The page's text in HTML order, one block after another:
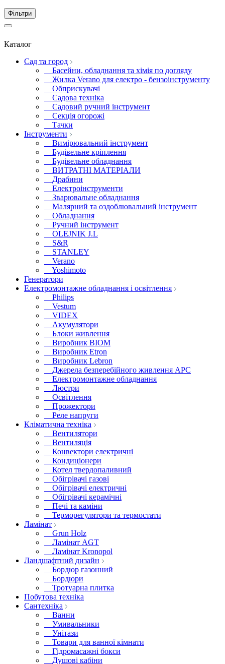
Фiльтри
Каталог
Сад та город
Басейни, обладнання та хімія по догляду
Жилка Verano для електро - бензоінструменту
Обприскувачі
Садова техніка
Садовий ручний інструмент
Секція огорожі
Тачки
Інструменти
Вимірювальний інструмент
Будівельне кріплення
Будівельне обладнання
ВИТРАТНІ МАТЕРІАЛИ
Драбини
Електроінструменти
Зварювальне обладнання
Малярний та оздоблювальний інструмент
Обладнання
Ручний інструмент
OLEJNIK J.L
S&R
STANLEY
Verano
Yoshimoto
Генератори
Електромонтажне обладнання і освітлення
Philips
Vestum
VIDEX
Акумулятори
Блоки живлення
Виробник BIOM
Виробник Etron
Виробник Lebron
Джерела безперебійного живлення APC
Електромонтажне обладнання
Люстри
Освітлення
Прожектори
Реле напруги
Кліматична техніка
Вентилятори
Вентиляція
Конвектори електричні
Кондиціонери
Котел твердопаливний
Обігрівачі газові
Обігрівачі електричні
Обігрівачі керамічні
Печі та каміни
Терморегулятори та термостати
Ламінат
Grun Holz
Ламінат AGT
Ламінат Kronopol
Ландшафтний дизайн
Бордюр газонний
Бордюри
Тротуарна плитка
Побутова техніка
Сантехніка
Ванни
Умивальники
Унітази
Товари для ванної кімнати
Гідромасажні бокси
Душові кабіни